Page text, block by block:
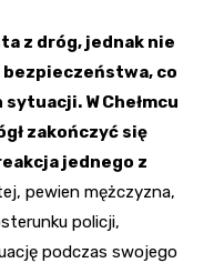
z dróg, jednak nie
co
W Chełmcu
zakończyć się
jednego z
pewien mężczyzna,
policji,
podczas swojego